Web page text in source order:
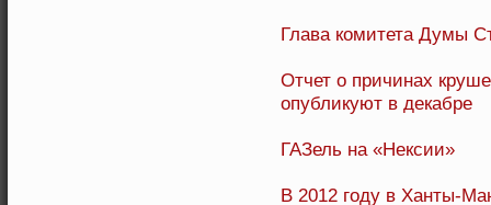
Глава комитета Думы
Отчет о причинах
опубликуют в декабре
ГАЗель на «Нексии»
В 2012 году в Ханты-